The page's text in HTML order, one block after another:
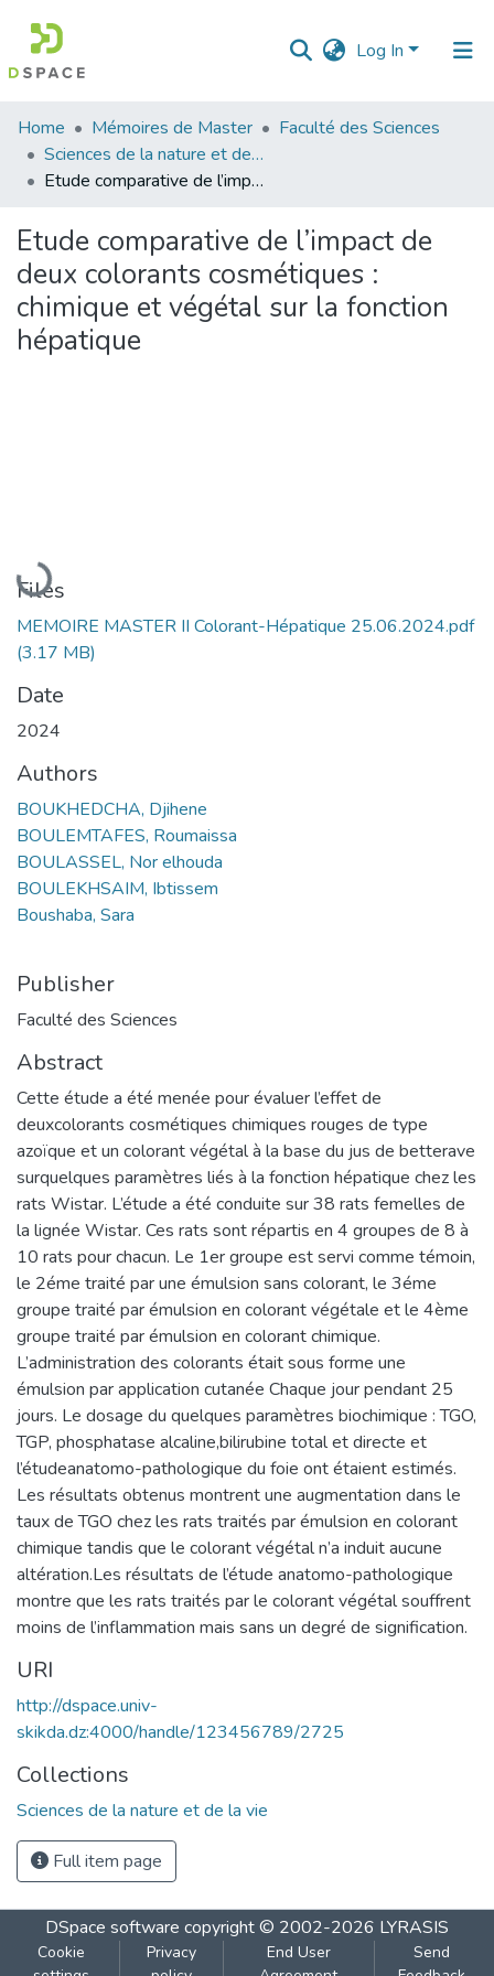
Log In
Communities
&
Collections
Statistics
Home Mémoires de Master
Faculté des Sciences
Sciences de la nature et de la vie
Etude comparative de l’impact de deux colorants cosmétiques : chimique et végétal sur la fonction hépatique
Etude comparative de l’impact de
deux colorants cosmétiques :
chimique et végétal sur la fonction
hépatique
Loading...
Files
MEMOIRE MASTER II Colorant-Hépatique 25.06.2024.pdf
(3.17 MB)
Date
2024
Authors
BOUKHEDCHA, Djihene
BOULEMTAFES, Roumaissa
BOULASSEL, Nor elhouda
BOULEKHSAIM, Ibtissem
Boushaba, Sara
Publisher
Faculté des Sciences
Abstract
Cette étude a été menée pour évaluer l’effet de
deuxcolorants cosmétiques chimiques rouges de type
azoïque et un colorant végétal à la base du jus de betterave
surquelques paramètres liés à la fonction hépatique chez les
rats Wistar. L’étude a été conduite sur 38 rats femelles de
la lignée Wistar. Ces rats sont répartis en 4 groupes de 8 à
10 rats pour chacun. Le 1er groupe est servi comme témoin,
le 2éme traité par une émulsion sans colorant, le 3éme
groupe traité par émulsion en colorant végétale et le 4ème
groupe traité par émulsion en colorant chimique.
L’administration des colorants était sous forme une
émulsion par application cutanée Chaque jour pendant 25
jours. Le dosage du quelques paramètres biochimique : TGO,
TGP, phosphatase alcaline,bilirubine total et directe et
l’étudeanatomo-pathologique du foie ont étaient estimés.
Les résultats obtenus montrent une augmentation dans le
taux de TGO chez les rats traités par émulsion en colorant
chimique tandis que le colorant végétal n’a induit aucune
altération.Les résultats de l’étude anatomo-pathologique
montre que les rats traités par le colorant végétal souffrent
moins de l’inflammation mais sans un degré de signification.
URI
http://dspace.univ-
skikda.dz:4000/handle/123456789/2725
Collections
Sciences de la nature et de la vie
Full item page
DSpace software copyright © 2002-2026 LYRASIS
Cookie
Privacy
End User
Send